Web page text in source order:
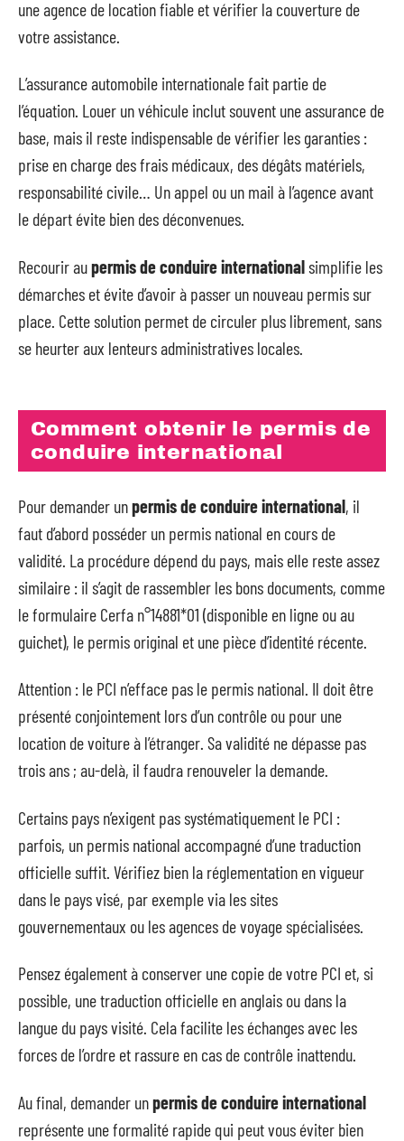
une agence de location fiable et vérifier la couverture de
votre assistance.
L’assurance automobile internationale fait partie de
l’équation. Louer un véhicule inclut souvent une assurance de
base, mais il reste indispensable de vérifier les garanties :
prise en charge des frais médicaux, des dégâts matériels,
responsabilité civile… Un appel ou un mail à l’agence avant
le départ évite bien des déconvenues.
Recourir aupermis de conduire internationalsimplifie les
démarches et évite d’avoir à passer un nouveau permis sur
place. Cette solution permet de circuler plus librement, sans
se heurter aux lenteurs administratives locales.
Comment obtenir le permis de
conduire international
Pour demander unpermis de conduire international, il
faut d’abord posséder un permis national en cours de
validité. La procédure dépend du pays, mais elle reste assez
similaire : il s’agit de rassembler les bons documents, comme
le formulaire Cerfa n°14881*01 (disponible en ligne ou au
guichet), le permis original et une pièce d’identité récente.
Attention : le PCI n’efface pas le permis national. Il doit être
présenté conjointement lors d’un contrôle ou pour une
location de voiture à l’étranger. Sa validité ne dépasse pas
trois ans ; au-delà, il faudra renouveler la demande.
Certains pays n’exigent pas systématiquement le PCI :
parfois, un permis national accompagné d’une traduction
officielle suffit. Vérifiez bien la réglementation en vigueur
dans le pays visé, par exemple via les sites
gouvernementaux ou les agences de voyage spécialisées.
Pensez également à conserver une copie de votre PCI et, si
possible, une traduction officielle en anglais ou dans la
langue du pays visité. Cela facilite les échanges avec les
forces de l’ordre et rassure en cas de contrôle inattendu.
Au final, demander unpermis de conduire international
représente une formalité rapide qui peut vous éviter bien